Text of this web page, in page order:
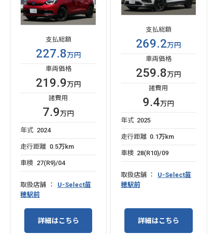
支払総額
227.8万円
車両価格
219.9万円
諸費用
7.9万円
年式 2024
走行距離 0.5万km
車検 27(R9)/04
取扱店舗
U-Select苗
穂駅前
詳細はこちら
支払総額
269.2万円
車両価格
259.8万円
諸費用
9.4万円
年式 2025
走行距離 0.1万km
車検 28(R10)/09
取扱店舗
U-Select苗
穂駅前
詳細はこちら